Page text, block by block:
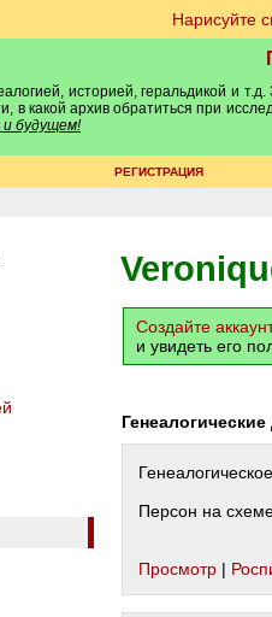
Нарисуйте
историей, геральдикой и
в какой архив обратиться при
будущем!
РЕГИСТРАЦИЯ
Создайте
и увидеть его
Персон на
Просмотр |